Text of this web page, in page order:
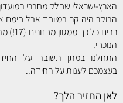
הארץ-ישראלי שחלק מחברי המועדון
הבוקר היה קר במיוחד אבל חימם
רבים
הנוכחי.
התחלנו במתן תשובה על
בעצמכם לענות על החידה..
לאן החזיר הלך?